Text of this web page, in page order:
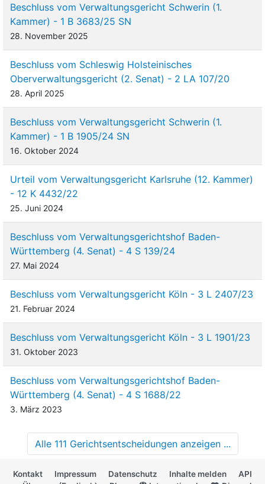
Beschluss vom Verwaltungsgericht Schwerin (1.
Kammer) - 1 B 3683/25 SN
28. November 2025
Beschluss vom Schleswig Holsteinisches
Oberverwaltungsgericht (2. Senat) - 2 LA 107/20
28. April 2025
Beschluss vom Verwaltungsgericht Schwerin (1.
Kammer) - 1 B 1905/24 SN
16. Oktober 2024
Urteil vom Verwaltungsgericht Karlsruhe (12. Kammer)
- 12 K 4432/22
25. Juni 2024
Beschluss vom Verwaltungsgerichtshof Baden-
Württemberg (4. Senat) - 4 S 139/24
27. Mai 2024
Beschluss vom Verwaltungsgericht Köln - 3 L 2407/23
21. Februar 2024
Beschluss vom Verwaltungsgericht Köln - 3 L 1901/23
31. Oktober 2023
Beschluss vom Verwaltungsgerichtshof Baden-
Württemberg (4. Senat) - 4 S 1688/22
3. März 2023
Alle 111 Gerichtsentscheidungen anzeigen ...
Kontakt Impressum Datenschutz Inhalte melden
API